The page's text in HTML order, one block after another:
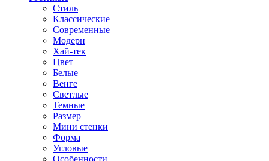
Стиль
Классические
Современные
Модерн
Хай-тек
Цвет
Белые
Венге
Светлые
Темные
Размер
Мини стенки
Форма
Угловые
Особенности